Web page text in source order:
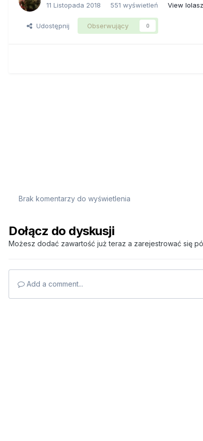
11 Listopada 2018 551 wyświetleń View
Udostępnij Obserwujący 0
Brak komentarzy do wyświetlenia
Dołącz do dyskusji
Możesz dodać zawartość już teraz a zarejestrować się
Add a comment...